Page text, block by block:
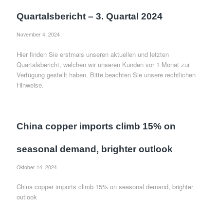
Quartalsbericht – 3. Quartal 2024
November 4, 2024
Hier finden Sie erstmals unseren aktuellen und letzten
Quartalsbericht, welchen wir unseren Kunden vor 1 Monat zur
Verfügung gestellt haben. Bitte beachten Sie unsere rechtlichen
Hinweise.
China copper imports climb 15% on
seasonal demand, brighter outlook
Oktober 14, 2024
China copper imports climb 15% on seasonal demand, brighter
outlook